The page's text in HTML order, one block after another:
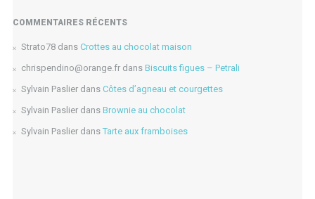
COMMENTAIRES RÉCENTS
Strato78dans Crottes au chocolat maison
chrispendino@orange.frdans Biscuits figues – Petrali
Sylvain Paslierdans Côtes d’agneau et courgettes
Sylvain Paslierdans Brownie au chocolat
Sylvain Paslierdans Tarte aux framboises